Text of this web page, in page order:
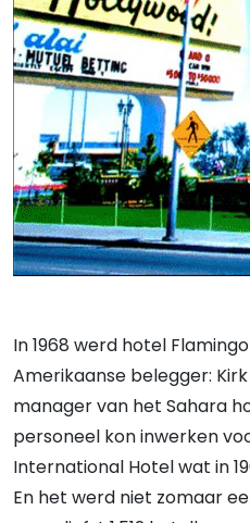
In 1968 werd hotel
Amerikaanse belegger:
manager van het Sahara
personeel kon inwerken
International Hotel wat in
En het werd niet zomaar